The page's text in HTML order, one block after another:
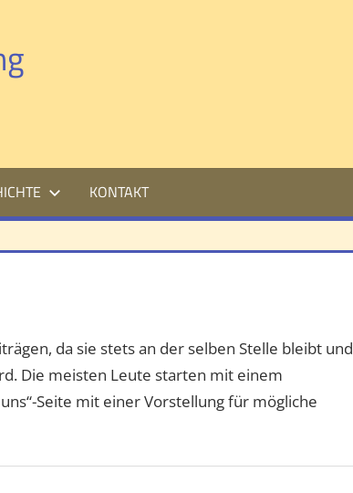
KONTAKT
da sie stets an der selben Stelle bleibt und
Die meisten Leute starten mit einem
Seite mit einer Vorstellung für mögliche